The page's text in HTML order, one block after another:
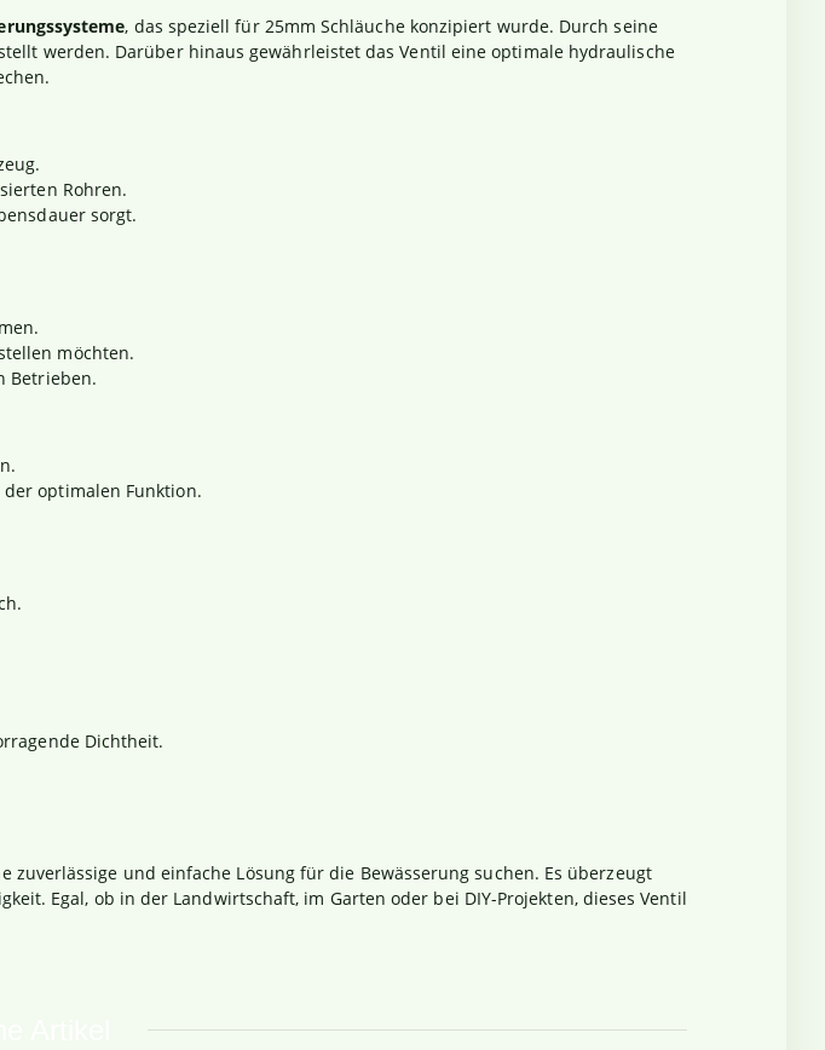
, das speziell für 25mm Schläuche konzipiert wurde. Durch seine
werden. Darüber hinaus gewährleistet das Ventil eine optimale hydraulische
Rohren.
sorgt.
möchten.
Betrieben.
optimalen Funktion.
Dichtheit.
und einfache Lösung für die Bewässerung suchen. Es überzeugt
Egal, ob in der Landwirtschaft, im Garten oder bei DIY-Projekten, dieses Ventil